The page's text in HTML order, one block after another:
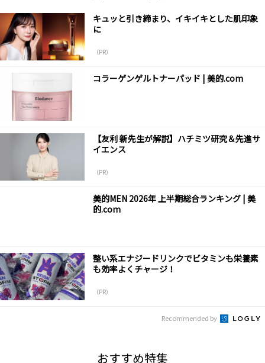
キュッと引き締まり、イキイキとした肌印象
に
（PR）
コラーゲンゲルトナーパッド | 美的.com
【友利 新先生が解説】ハチミツ研究＆先進サ
イエンス
（PR）
美的MEN 2026年 上半期総合ランキング | 美
的.com
整い系エナジードリンクでビタミンも栄養素
も効率よくチャージ！
（PR）
Recommended by
おすすめ特集